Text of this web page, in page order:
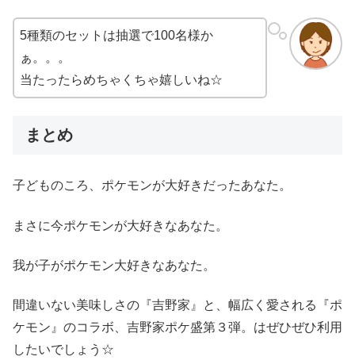
5種類のセットは抽選で100名様か
ぁ。。。
当たったらめちゃくちゃ嬉しいね☆
まとめ
子どものころ、ポケモンが大好きだったあなた。
まさに今ポケモンが大好きなあなた。
我が子がポケモン大好きなあなた。
間違いない美味しさの『吉野家』と、幅広く愛される『ポ
ケモン』のコラボ、吉野家ポケ盛第３弾。はぜひぜひ利用
したいでしょう☆